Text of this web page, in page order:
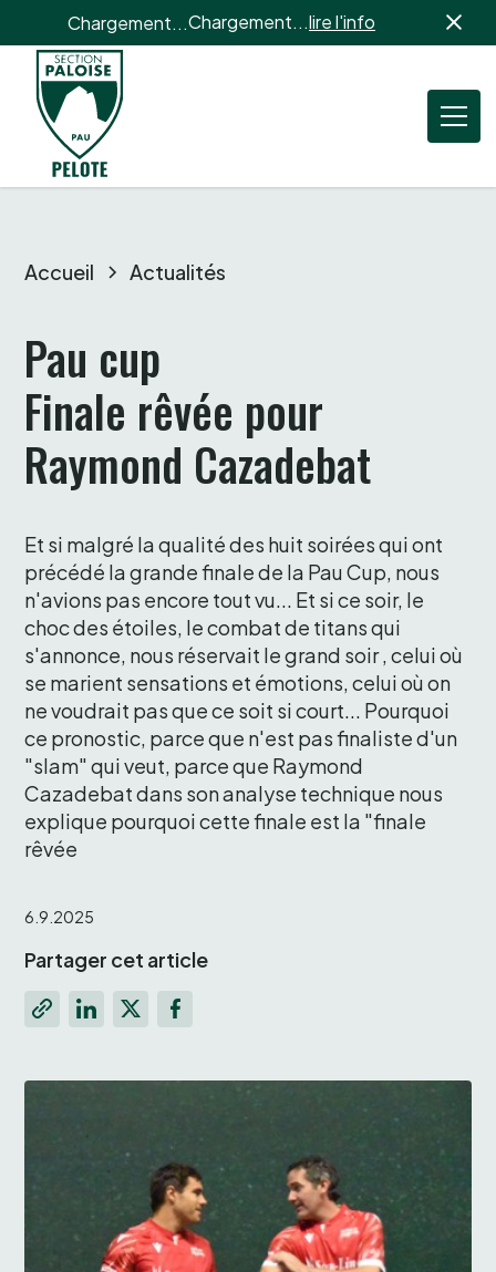
Chargement...Chargement...lire l'info
Accueil Actualités
Pau cup
Finale rêvée pour
Raymond Cazadebat
Et si malgré la qualité des huit soirées qui ont
précédé la grande finale de la Pau Cup, nous
n'avions pas encore tout vu... Et si ce soir, le
choc des étoiles, le combat de titans qui
s'annonce, nous réservait le grand soir , celui où
se marient sensations et émotions, celui où on
ne voudrait pas que ce soit si court... Pourquoi
ce pronostic, parce que n'est pas finaliste d'un
"slam" qui veut, parce que Raymond
Cazadebat dans son analyse technique nous
explique pourquoi cette finale est la "finale
rêvée
6.9.2025
Partager cet article